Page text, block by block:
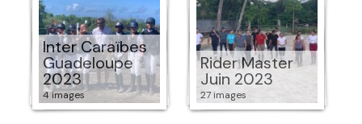
Inter Caraïbes
Guadeloupe
2023
4 images
Rider Master
Juin 2023
27 images